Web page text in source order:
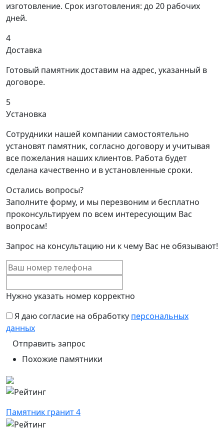
изготовление. Срок изготовления: до 20 рабочих
дней.
4
Доставка
Готовый памятник доставим на адрес, указанный в
договоре.
5
Установка
Сотрудники нашей компании самостоятельно
установят памятник, согласно договору и учитывая
все пожелания наших клиентов. Работа будет
сделана качественно и в установленные сроки.
Остались вопросы?
Заполните форму, и мы перезвоним и бесплатно
проконсультируем по всем интересующим Вас
вопросам!
Запрос на консультацию ни к чему Вас не обязывают!
Нужно указать номер корректно
Я даю согласие на обработку персональных
данных
Похожие памятники
Памятник гранит 4